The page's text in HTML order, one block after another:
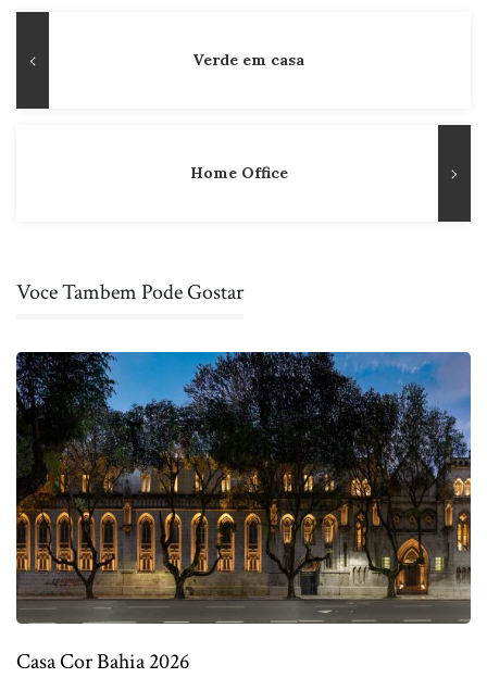
de
Post
Publicação
Verde em casa
Home Office
Voce Tambem Pode Gostar
Casa Cor Bahia 2026